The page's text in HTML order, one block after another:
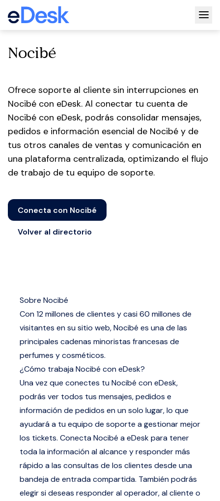
Nocibé
Ofrece soporte al cliente sin interrupciones en
Nocibé con eDesk. Al conectar tu cuenta de
Nocibé con eDesk, podrás consolidar mensajes,
pedidos e información esencial de Nocibé y de
tus otros canales de ventas y comunicación en
una plataforma centralizada, optimizando el flujo
de trabajo de tu equipo de soporte.
Conecta con Nocibé
Volver al directorio
Sobre Nocibé
Con 12 millones de clientes y casi 60 millones de
visitantes en su sitio web, Nocibé es una de las
principales cadenas minoristas francesas de
perfumes y cosméticos.
¿Cómo trabaja Nocibé con eDesk?
Una vez que conectes tu Nocibé con eDesk,
podrás ver todos tus mensajes, pedidos e
información de pedidos en un solo lugar, lo que
ayudará a tu equipo de soporte a gestionar mejor
los tickets. Conecta Nocibé a eDesk para tener
toda la información al alcance y responder más
rápido a las consultas de los clientes desde una
bandeja de entrada compartida. También podrás
elegir si deseas responder al operador, al cliente o